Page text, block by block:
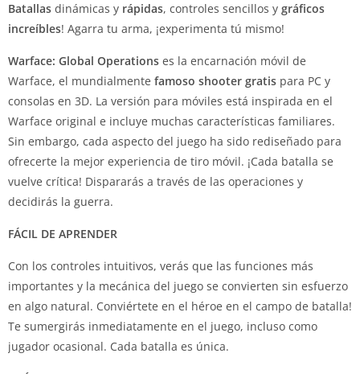
Batallas dinámicas y rápidas, controles sencillos y gráficos
increíbles! Agarra tu arma, ¡experimenta tú mismo!
Warface: Global Operations es la encarnación móvil de
Warface, el mundialmente famoso shooter gratis para PC y
consolas en 3D. La versión para móviles está inspirada en el
Warface original e incluye muchas características familiares.
Sin embargo, cada aspecto del juego ha sido rediseñado para
ofrecerte la mejor experiencia de tiro móvil. ¡Cada batalla se
vuelve crítica! Dispararás a través de las operaciones y
decidirás la guerra.
FÁCIL DE APRENDER
Con los controles intuitivos, verás que las funciones más
importantes y la mecánica del juego se convierten sin esfuerzo
en algo natural. Conviértete en el héroe en el campo de batalla!
Te sumergirás inmediatamente en el juego, incluso como
jugador ocasional. Cada batalla es única.